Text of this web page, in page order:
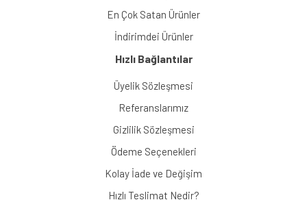
En Çok Satan Ürünler
İndirimdei Ürünler
Hızlı Bağlantılar
Üyelik Sözleşmesi
Referanslarımız
Gizlilik Sözleşmesi
Ödeme Seçenekleri
Kolay İade ve Değişim
Hızlı Teslimat Nedir?